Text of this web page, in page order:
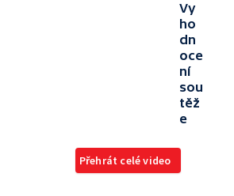
Vy
ho
dn
oce
ní
sou
těž
e
Přehrát celé video